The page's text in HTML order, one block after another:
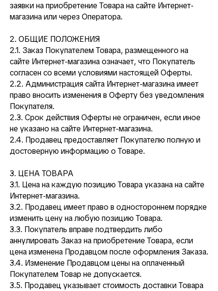
заявки на приобретение Товара на сайте Интернет-
магазина или через Оператора.
2. ОБЩИЕ ПОЛОЖЕНИЯ
2.1. Заказ Покупателем Товара, размещенного на
сайте Интернет-магазина означает, что Покупатель
согласен со всеми условиями настоящей Оферты.
2.2. Администрация сайта Интернет-магазина имеет
право вносить изменения в Оферту без уведомления
Покупателя.
2.3. Срок действия Оферты не ограничен, если иное
не указано на сайте Интернет-магазина.
2.4. Продавец предоставляет Покупателю полную и
достоверную информацию о Товаре.
3. ЦЕНА ТОВАРА
3.1. Цена на каждую позицию Товара указана на сайте
Интернет-магазина.
3.2. Продавец имеет право в одностороннем порядке
изменить цену на любую позицию Товара.
3.3. Покупатель вправе подтвердить либо
аннулировать Заказ на приобретение Товара, если
цена изменена Продавцом после оформления Заказа.
3.4. Изменение Продавцом цены на оплаченный
Покупателем Товар не допускается.
3.5. Продавец указывает стоимость доставки Товара